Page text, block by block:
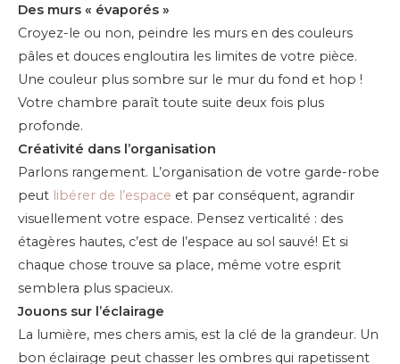
Des murs « évaporés »
Croyez-le ou non, peindre les murs en des couleurs
pâles et douces engloutira les limites de votre pièce.
Une couleur plus sombre sur le mur du fond et hop !
Votre chambre paraît toute suite deux fois plus
profonde.
Créativité dans l’organisation
Parlons rangement. L’organisation de votre garde-robe
peut libérer de l’espace et par conséquent, agrandir
visuellement votre espace. Pensez verticalité : des
étagères hautes, c’est de l’espace au sol sauvé! Et si
chaque chose trouve sa place, même votre esprit
semblera plus spacieux.
Jouons sur l’éclairage
La lumière, mes chers amis, est la clé de la grandeur. Un
bon éclairage peut chasser les ombres qui rapetissent